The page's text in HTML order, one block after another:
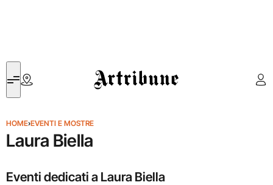
Artribune
HOME›EVENTI E MOSTRE
Laura Biella
Eventi dedicati a Laura Biella